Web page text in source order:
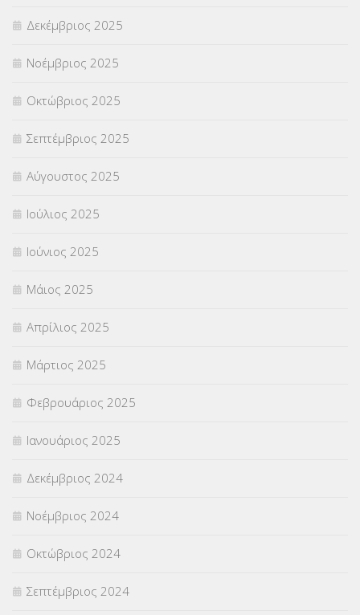
ΣΧΟΛΙΚΟΙ ΣΥΜΒΟΥΛΟΙ
ΥΠΕΡΑΡΙΘΜΟΙ(1)
ΥΠΟΤΡΟΦΙΕΣ(28)
ΦΥΣΙΚΗ ΑΓΩΓΗ(692)
Χωρίς κατηγορία
Δεκέμβριος 2025
Νοέμβριος 2025
Οκτώβριος 2025
Σεπτέμβριος 2025
Αύγουστος 2025
Ιούλιος 2025
Ιούνιος 2025
Μάιος 2025
Απρίλιος 2025
Μάρτιος 2025
Φεβρουάριος 2025
Ιανουάριος 2025
Δεκέμβριος 2024
Νοέμβριος 2024
Οκτώβριος 2024
Σεπτέμβριος 2024